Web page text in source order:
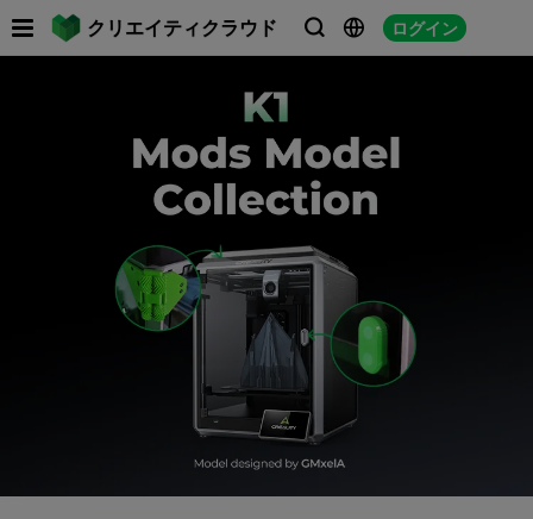
クリエイティクラウド   ログイン